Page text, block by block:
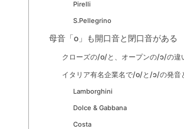
Pirelli
S.Pellegrino
母音「o」も開口音と閉口音がある
クローズの/o/と、オープンの/ɔ/の違
イタリア有名企業名で/o/と/ɔ/の発音
Lamborghini
Dolce & Gabbana
Costa